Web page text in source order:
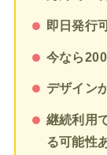
即日発行
今なら
デザイン
継続利用
る可能性